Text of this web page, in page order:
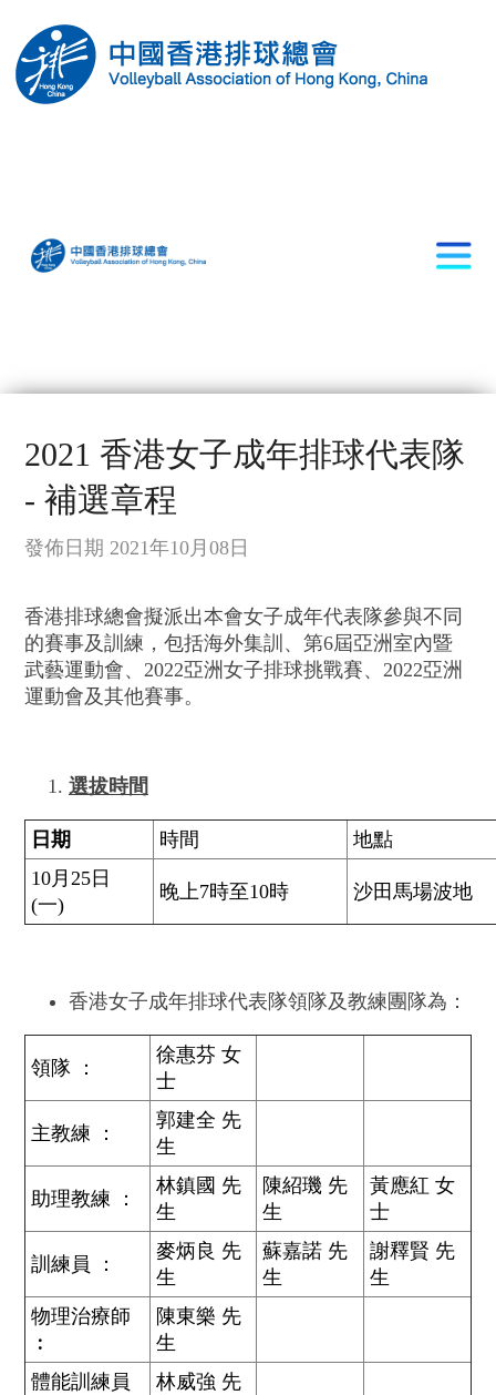
2021 香港女子成年排球代表隊
- 補選章程
發佈日期 2021年10月08日
香港排球總會擬派出本會女子成年代表隊參與不同
的賽事及訓練，包括海外集訓、第6屆亞洲室內暨
武藝運動會、2022亞洲女子排球挑戰賽、2022亞洲
運動會及其他賽事。
選拔時間
日 期 時間
地點
10月25日
(一)
晚上7時至10時 沙田馬場波地
香港女子成年排球代表隊領隊及教練團隊為：
領隊 ：
徐惠芬 女
士
主教練 ：
郭建全 先
生
助理教練 ：
林鎮國 先
生
陳紹璣 先
生
黃應紅 女
士
訓練員 ：
麥炳良 先
生
蘇嘉諾 先
生
謝釋賢 先
生
物理治療師
︰
陳東樂 先
生
體能訓練員
林威強 先